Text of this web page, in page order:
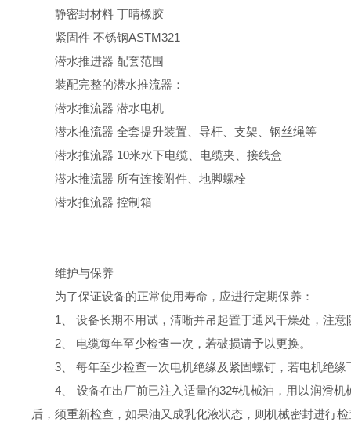
静密封材料 丁晴橡胶
紧固件 不锈钢ASTM321
潜水推进器 配套范围
装配完整的潜水推流器：
潜水推流器 潜水电机
潜水推流器 全套提升装置、导杆、支架、钢丝绳等
潜水推流器 10米水下电缆、电缆夹、接线盒
潜水推流器 所有连接附件、地脚螺栓
潜水推流器 控制箱
维护与保养
为了保证设备的正常使用寿命，应进行定期保养：
1
设备长期不用试，清晰并吊起置于通风干燥处，注意
2
电缆每年至少检查一次，若破损请予以更换。
3
每年至少检查一次电机绝缘及紧固螺钉，若电机绝
4
设备在出厂前已注入适量的32#机械油，用以润滑机
后，须重新检查，如果油又成乳化液状态，则机械密封进行